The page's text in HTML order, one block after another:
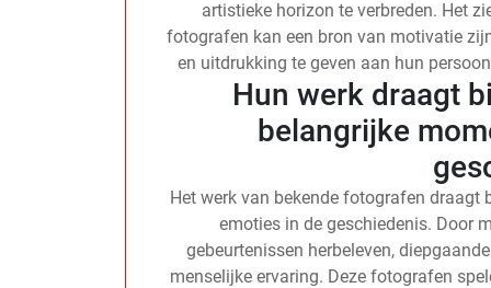
artistieke horizon te verbreden. Het
fotografen kan een bron van motivatie
en uitdrukking te geven aan hun
Hun werk draagt
belangrijke
Het werk van bekende fotografen
emoties in de geschiedenis. Door
gebeurtenissen herbeleven,
menselijke ervaring. Deze fotografen